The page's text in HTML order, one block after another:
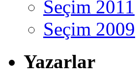
Seçim 2011
Seçim 2009
Yazarlar